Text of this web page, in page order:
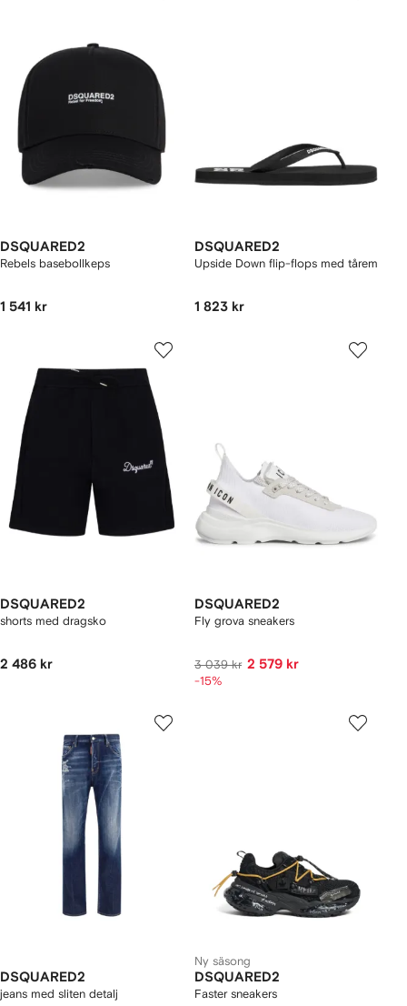
DSQUARED2
Rebels basebollkeps
1 541 kr
DSQUARED2
Upside Down flip-flops med tårem
1 823 kr
DSQUARED2
shorts med dragsko
2 486 kr
DSQUARED2
Fly grova sneakers
3 039 kr 2 579 kr
-15%
DSQUARED2
jeans med sliten detalj
Ny säsong
DSQUARED2
Faster sneakers